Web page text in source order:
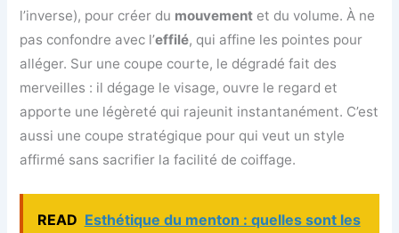
l’inverse), pour créer du mouvement et du volume. À ne
pas confondre avec l’effilé, qui affine les pointes pour
alléger. Sur une coupe courte, le dégradé fait des
merveilles : il dégage le visage, ouvre le regard et
apporte une légèreté qui rajeunit instantanément. C’est
aussi une coupe stratégique pour qui veut un style
affirmé sans sacrifier la facilité de coiffage.
READ Esthétique du menton : quelles sont les